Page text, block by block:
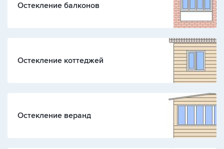
Остекление балконов
Остекление коттеджей
Остекление веранд